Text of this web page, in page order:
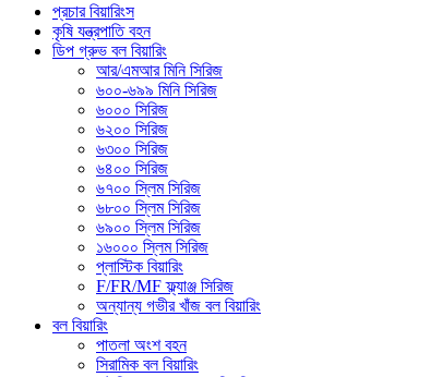
প্রচার বিয়ারিংস
কৃষি যন্ত্রপাতি বহন
ডিপ গ্রুভ বল বিয়ারিং
আর/এমআর মিনি সিরিজ
৬০০-৬৯৯ মিনি সিরিজ
৬০০০ সিরিজ
৬২০০ সিরিজ
৬৩০০ সিরিজ
৬৪০০ সিরিজ
৬৭০০ স্লিম সিরিজ
৬৮০০ স্লিম সিরিজ
৬৯০০ স্লিম সিরিজ
১৬০০০ স্লিম সিরিজ
প্লাস্টিক বিয়ারিং
F/FR/MF ফ্ল্যাঞ্জ সিরিজ
অন্যান্য গভীর খাঁজ বল বিয়ারিং
বল বিয়ারিং
পাতলা অংশ বহন
সিরামিক বল বিয়ারিং